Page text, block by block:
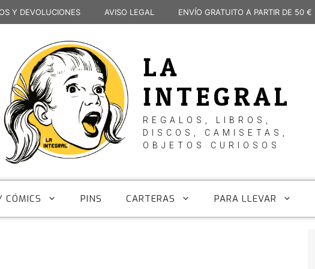
Y DEVOLUCIONES AVISO LEGAL ENVÍO GRATUITO A PARTIR DE 50 €
LA
INTEGRAL
REGALOS, LIBROS,
DISCOS, CAMISETAS,
OBJETOS CURIOSOS
CÓMICS PINS CARTERAS PARA LLEVAR